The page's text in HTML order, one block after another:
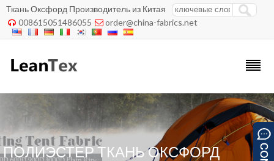
Ткань Оксфорд Производитель из Китая
 008615051486055  order@china-fabrics.net
ПОЛИЭСТЕР ТКАНЬ ОКСФОРД